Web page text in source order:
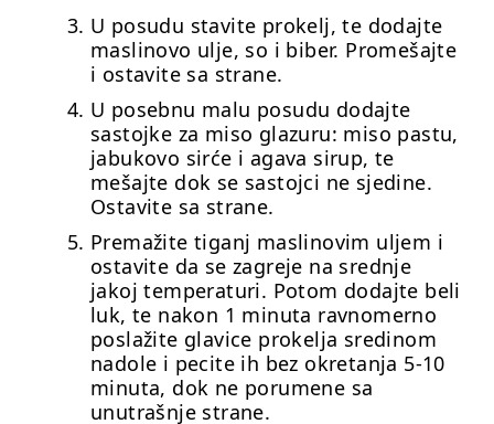
U posudu stavite prokelj, te dodajte
maslinovo ulje, so i biber. Promešajte
i ostavite sa strane.
U posebnu malu posudu dodajte
sastojke za miso glazuru: miso pastu,
jabukovo sirće i agava sirup, te
mešajte dok se sastojci ne sjedine.
Ostavite sa strane.
Premažite tiganj maslinovim uljem i
ostavite da se zagreje na srednje
jakoj temperaturi. Potom dodajte beli
luk, te nakon 1 minuta ravnomerno
poslažite glavice prokelja sredinom
nadole i pecite ih bez okretanja 5-10
minuta, dok ne porumene sa
unutrašnje strane.